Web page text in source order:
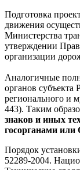
Подготовка
движения
Министерства
утверждении
организации
Аналогичные
органов
регионального и
443). Таким
знаков и иных
госорганами
Порядок
52289-2004.